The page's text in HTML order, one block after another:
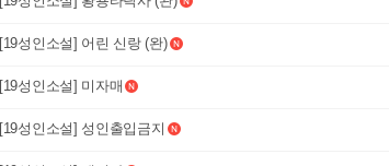
[19성인소설] 어린 신랑 (완)
[19성인소설] 미자매
[19성인소설] 성인출입금지